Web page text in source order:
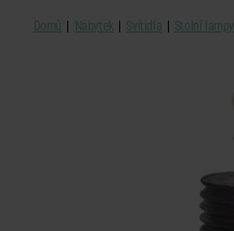
Domů Nábytek Svítidla Stolní lampy